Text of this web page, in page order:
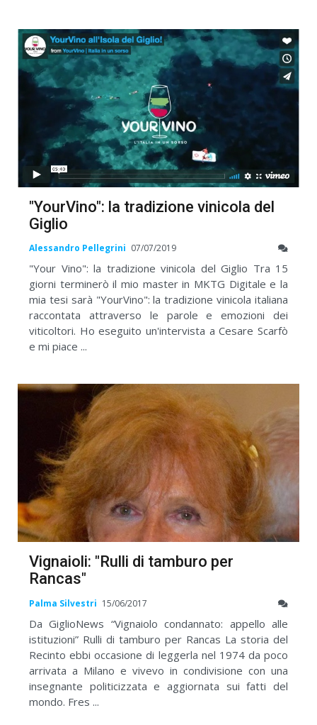
"YourVino": la tradizione vinicola del
Giglio
Alessandro Pellegrini 07/07/2019
"Your Vino": la tradizione vinicola del Giglio Tra 15
giorni terminerò il mio master in MKTG Digitale e la
mia tesi sarà "YourVino": la tradizione vinicola italiana
raccontata attraverso le parole e emozioni dei
viticoltori. Ho eseguito un'intervista a Cesare Scarfò
e mi piace ...
Vignaioli: "Rulli di tamburo per
Rancas"
Palma Silvestri 15/06/2017
Da GiglioNews “Vignaiolo condannato: appello alle
istituzioni” Rulli di tamburo per Rancas La storia del
Recinto ebbi occasione di leggerla nel 1974 da poco
arrivata a Milano e vivevo in condivisione con una
insegnante politicizzata e aggiornata sui fatti del
mondo. Fres ...